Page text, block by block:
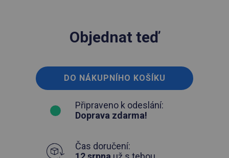
Objednat teď
DO NÁKUPNÍHO KOŠÍKU
Připraveno k odeslání:
Doprava zdarma!
Čas doručení: